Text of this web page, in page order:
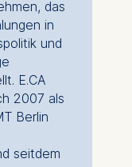
das
in
und
E.CA
2007 als
Berlin
seitdem